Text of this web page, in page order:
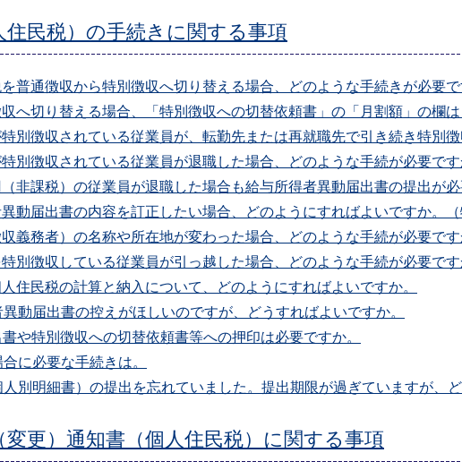
住民税）の手続きに関する事項
普通徴収から特別徴収へ切り替える場合、どのような手続きが必要で
へ切り替える場合、「特別徴収への切替依頼書」の「月割額」の欄
別徴収されている従業員が、転勤先または再就職先で引き続き特別
別徴収されている従業員が退職した場合、どのような手続が必要です
非課税）の従業員が退職した場合も給与所得者異動届出書の提出が必
動届出書の内容を訂正したい場合、どのようにすればよいですか。（
義務者）の名称や所在地が変わった場合、どのような手続が必要です
別徴収している従業員が引っ越した場合、どのような手続が必要です
住民税の計算と納入について、どのようにすればよいですか。
動届出書の控えがほしいのですが、どうすればよいですか。
や特別徴収への切替依頼書等への押印は必要ですか。
に必要な手続きは。
別明細書）の提出を忘れていました。提出期限が過ぎていますが、ど
変更）通知書（個人住民税）に関する事項